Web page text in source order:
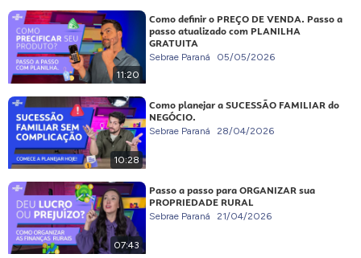
11:20
Como definir o PREÇO DE VENDA. Passo a
passo atualizado com PLANILHA
GRATUITA
Sebrae Paraná 05/05/2026
10:28
Como planejar a SUCESSÃO FAMILIAR do
NEGÓCIO.
Sebrae Paraná 28/04/2026
07:43
Passo a passo para ORGANIZAR sua
PROPRIEDADE RURAL
Sebrae Paraná 21/04/2026